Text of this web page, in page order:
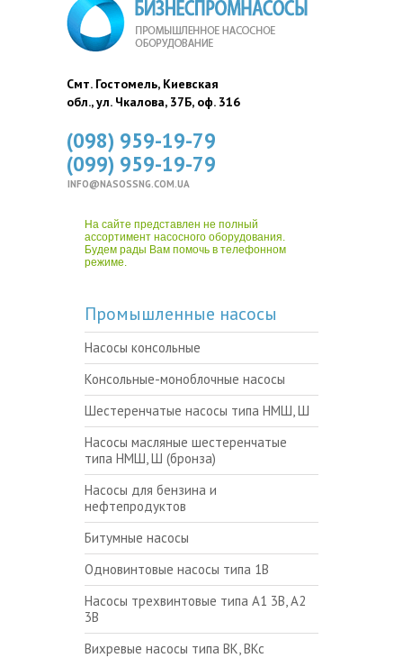
Смт. Гостомель, Киевская
обл., ул. Чкалова, 37Б, оф. 316
(098) 959-19-79
(099) 959-19-79
INFO@NASOSSNG.COM.UA
На сайте представлен не полный
ассортимент насосного оборудования.
Будем рады Вам помочь в телефонном
режиме.
Промышленные насосы
Насосы консольные
Консольные-моноблочные насосы
Шестеренчатые насосы типа НМШ, Ш
Насосы масляные шестеренчатые
типа НМШ, Ш (бронза)
Насосы для бензина и
нефтепродуктов
Битумные насосы
Одновинтовые насосы типа 1В
Насосы трехвинтовые типа А1 3В, А2
3В
Вихревые насосы типа ВК, ВКс